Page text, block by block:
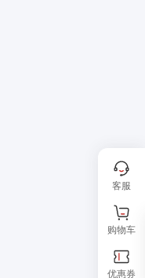
客服
购物车
优惠券